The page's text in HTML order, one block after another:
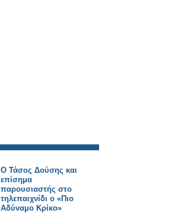
Ο Τάσος Δούσης και
επίσημα
παρουσιαστής στο
τηλεπαιχνίδι ο «Πιο
Αδύναμο Κρίκο»